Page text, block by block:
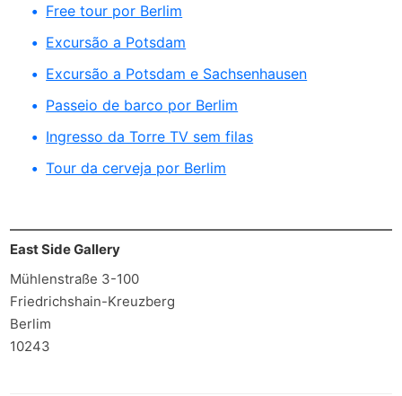
Free tour por Berlim
Excursão a Potsdam
Excursão a Potsdam e Sachsenhausen
Passeio de barco por Berlim
Ingresso da Torre TV sem filas
Tour da cerveja por Berlim
East Side Gallery
Mühlenstraße 3-100
Friedrichshain-Kreuzberg
Berlim
10243